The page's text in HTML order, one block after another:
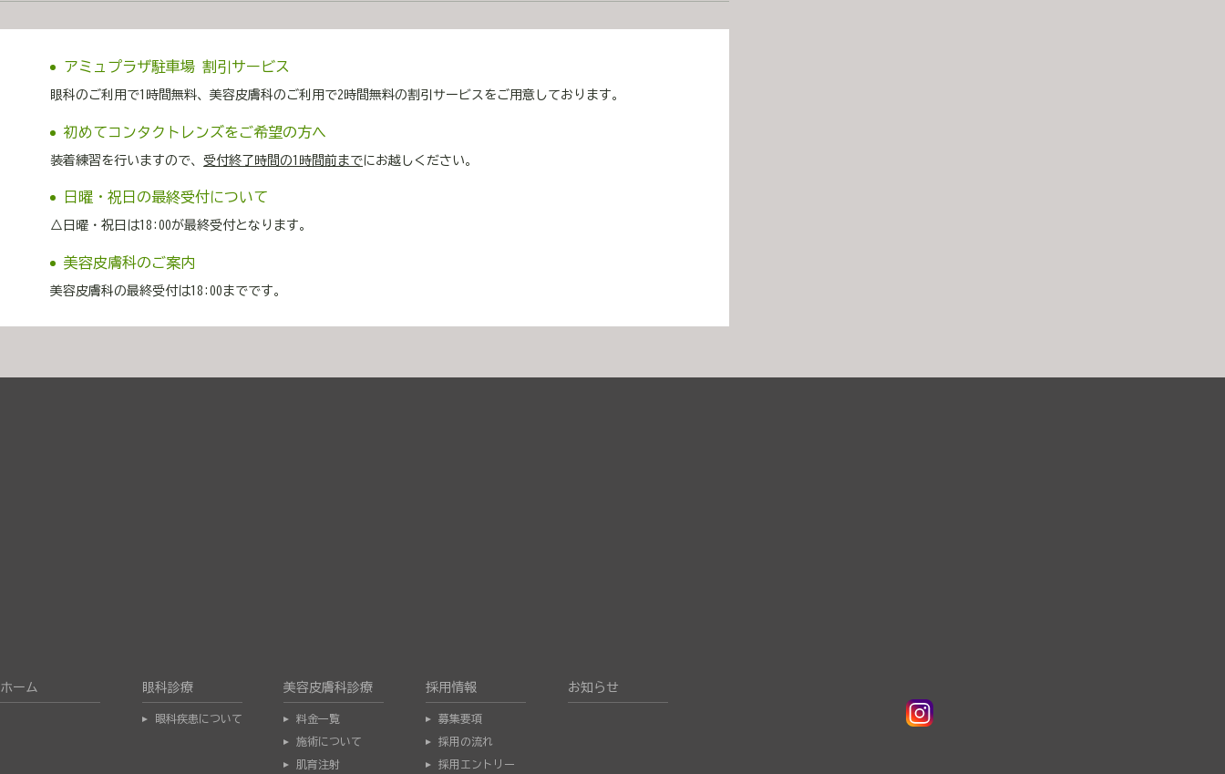
アミュプラザ駐車場 割引サービス
眼科のご利用で1時間無料、美容皮膚科のご利用で2時間無料の割引サービスをご用意しております。
初めてコンタクトレンズをご希望の方へ
装着練習を行いますので、受付終了時間の1時間前までにお越しください。
日曜・祝日の最終受付について
△日曜・祝日は18:00が最終受付となります。
美容皮膚科のご案内
美容皮膚科の最終受付は18:00までです。
ホーム 眼科診療
眼科疾患について
美容皮膚科診療
料金一覧
施術について
肌育注射
採用情報
募集要項
採用の流れ
採用エントリー
お知らせ